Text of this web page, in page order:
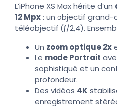
L’iPhone XS Max hérite d’un
12 Mpx: un objectif grand-
téléobjectif (ƒ/2,4).
Un zoom optique 2x
Le mode Portrait
sophistiqué et un
profondeur.
Des vidéos 4K
enregistrement